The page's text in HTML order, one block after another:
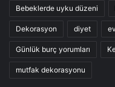
Bebeklerde uyku düzeni
Dekorasyon diyet
Günlük burç yorumları
mutfak dekorasyonu